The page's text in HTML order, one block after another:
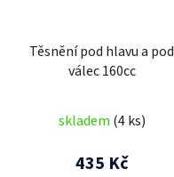
Těsnění pod hlavu a pod
válec 160cc
skladem (4 ks)
435 Kč